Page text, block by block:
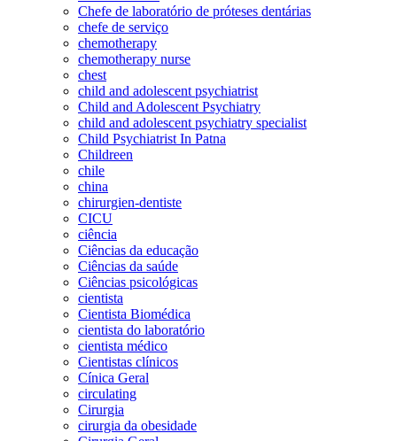
Chefe de laboratório de próteses dentárias
chefe de serviço
chemotherapy
chemotherapy nurse
chest
child and adolescent psychiatrist
Child and Adolescent Psychiatry
child and adolescent psychiatry specialist
Child Psychiatrist In Patna
Childreen
chile
china
chirurgien-dentiste
CICU
ciência
Ciências da educação
Ciências da saúde
Ciências psicológicas
cientista
Cientista Biomédica
cientista do laboratório
cientista médico
Cientistas clínicos
Cínica Geral
circulating
Cirurgia
cirurgia da obesidade